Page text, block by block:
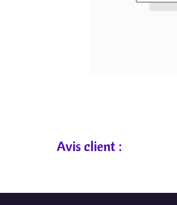
Avis client :